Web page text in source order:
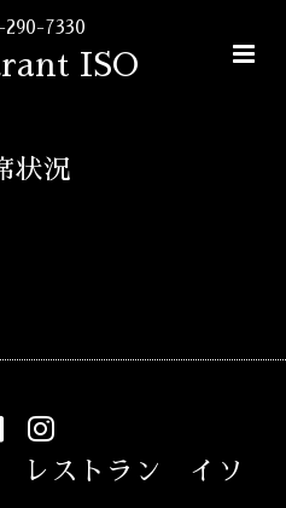
7330
ISO
状況
レストラン イソ